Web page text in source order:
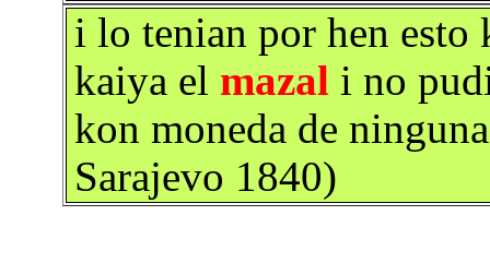
i lo tenian por hen esto
kaiya el mazal i no
kon moneda de
Sarajevo 1840)